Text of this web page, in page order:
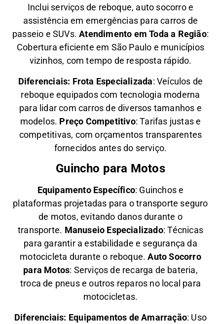
Inclui serviços de reboque, auto socorro e
assistência em emergências para carros de
passeio e SUVs.Atendimento em Toda a Região:
Cobertura eficiente em São Paulo e municípios
vizinhos, com tempo de resposta rápido.
Diferenciais: Frota Especializada: Veículos de
reboque equipados com tecnologia moderna
para lidar com carros de diversos tamanhos e
modelos. Preço Competitivo: Tarifas justas e
competitivas, com orçamentos transparentes
fornecidos antes do serviço.
Guincho para Motos
Equipamento Específico: Guinchos e
plataformas projetadas para o transporte seguro
de motos, evitando danos durante o
transporte. Manuseio Especializado: Técnicas
para garantir a estabilidade e segurança da
motocicleta durante o reboque.Auto Socorro
para Motos: Serviços de recarga de bateria,
troca de pneus e outros reparos no local para
motocicletas.
Diferenciais: Equipamentos de Amarração: Uso